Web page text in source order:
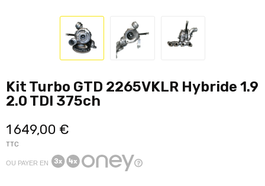
Kit Turbo GTD 2265VKLR Hybride 1.9
2.0 TDI 375ch
1 649,00 €
TTC
OU PAYER EN